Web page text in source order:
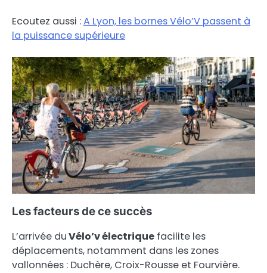
Ecoutez aussi :A Lyon, les bornes Vélo’V passent à
la puissance supérieure
Les facteurs de ce succès
L’arrivée duVélo’v électrique facilite les
déplacements, notamment dans les zones
vallonnées : Duchère, Croix-Rousse et Fourvière.